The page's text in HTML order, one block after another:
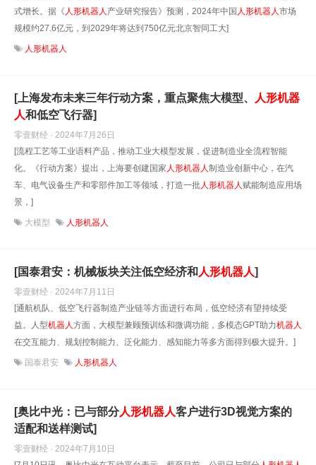
式增长。据《 人形机器人 产业研究报告》预测，2024年中国 人形机器人市场
规模约27.6亿元，到2029年将达到750亿元北京智同工大]
人形机器人
[上海发布未来三年行动方案，重点聚焦大模型、 人形机器
人和低空飞行器]
零壹财经 · 2024年7月26日
[流程工艺等工业语料产品，推动工业大模型发展，促进制造业全流程智能
化。《行动方案》提出，上海要创建国家 人形机器人制造业创新中心，在汽
车、电气设备生产和零部件加工等领域，打造一批人形机器人赋能制造应用场
景，]
大模型 人形机器人
[国泰君安：机械板块关注低空经济和 人形机器人]
零壹财经 · 2024年7月11日
[通航机队、低空飞行器制造产业链等方面进行布局，低空经济有望持续受
益。人型机器人方面，大模型兼顾预训练和微调功能，多模态GPT助力机器人
在交互能力、规划控制能力、泛化能力、感知能力等多方面得到极大提升。]
国泰君安 人形机器人
[奥比中光：已与部分人形机器人客户进行3D视觉方案的
适配和送样测试]
零壹财经 · 2024年7月10日